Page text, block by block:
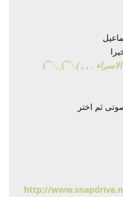
. , , )
.·´¯)_.·´¯)
ثم اختر
http://